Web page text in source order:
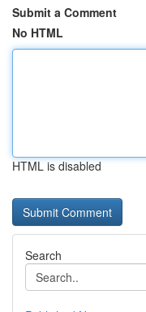
Submit a Comment
No HTML
HTML is disabled
Search